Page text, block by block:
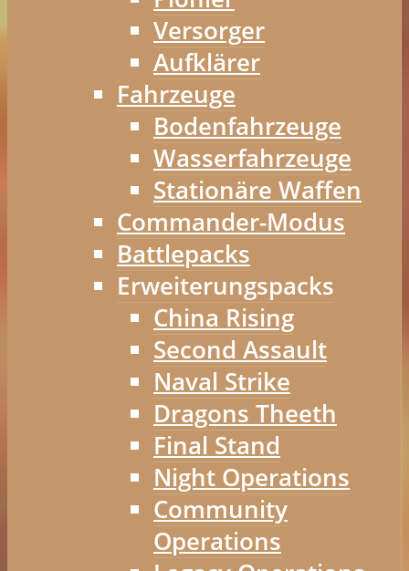
Versorger
Aufklärer
Fahrzeuge
Bodenfahrzeuge
Wasserfahrzeuge
Stationäre Waffen
Commander-Modus
Battlepacks
Erweiterungspacks
China Rising
Second Assault
Naval Strike
Dragons Theeth
Final Stand
Night Operations
Community
Operations